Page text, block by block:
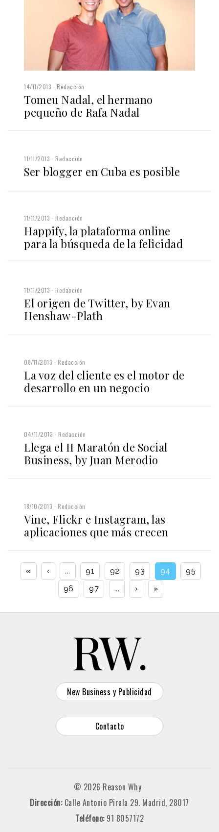
14/11/2013 Redacción
Tomeu Nadal, el hermano
pequeño de Rafa Nadal
11/11/2013 Redacción
Ser blogger en Cuba es posible
11/11/2013 Redacción
Happify, la plataforma online
para la búsqueda de la felicidad
11/11/2013 Redacción
El origen de Twitter, by Evan
Henshaw-Plath
08/11/2013 Redacción
La voz del cliente es el motor de
desarrollo en un negocio
04/11/2013 Redacción
Llega el II Maratón de Social
Business, by Juan Merodio
18/10/2013 Redacción
Vine, Flickr e Instagram, las
aplicaciones que más crecen
« ‹ ... 91 92 93 94
95
96
97 ... › »
New Business y Publicidad
Contacto
© 2026 Reason Why
Dirección: Calle Antonio Pirala 29. Madrid, 28017
Teléfono: 91 8057172